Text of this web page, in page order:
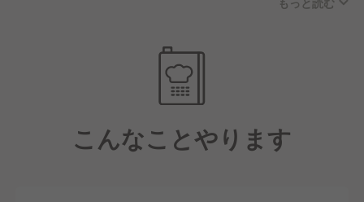
りを公平に評価し、スピード感をもって昇進昇格を目
また、230店舗90業態を運営する弊社の管理により福
利厚生や労務環境も充実しており、経験問わず様々な
方が安心して活躍できる環境です。
事業規模拡大により様々なキャリアアップ環境をご用
こんなことやります